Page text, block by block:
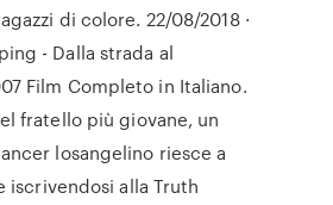
di colore. 22/08/2018 ·
- Dalla strada al
Film Completo in Italiano.
fratello più giovane, un
losangelino riesce a
iscrivendosi alla Truth